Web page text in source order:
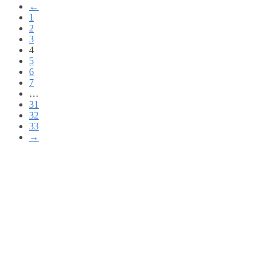
←
1
2
3
4
5
6
7
…
31
32
33
→